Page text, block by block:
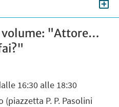
volume: "Attore…
16:30 alle 18:30
(piazzetta P. P. Pasolini